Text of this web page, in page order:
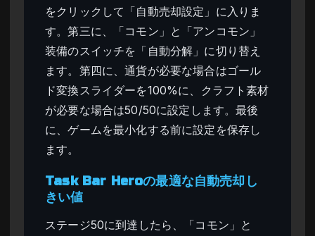
をクリックして「自動売却設定」に入りま
す。第三に、「コモン」と「アンコモン」
装備のスイッチを「自動分解」に切り替え
ます。第四に、通貨が必要な場合はゴール
ド変換スライダーを100%に、クラフト素材
が必要な場合は50/50に設定します。最後
に、ゲームを最小化する前に設定を保存し
ます。
Task Bar Heroの最適な自動売却し
きい値
ステージ50に到達したら、「コモン」と